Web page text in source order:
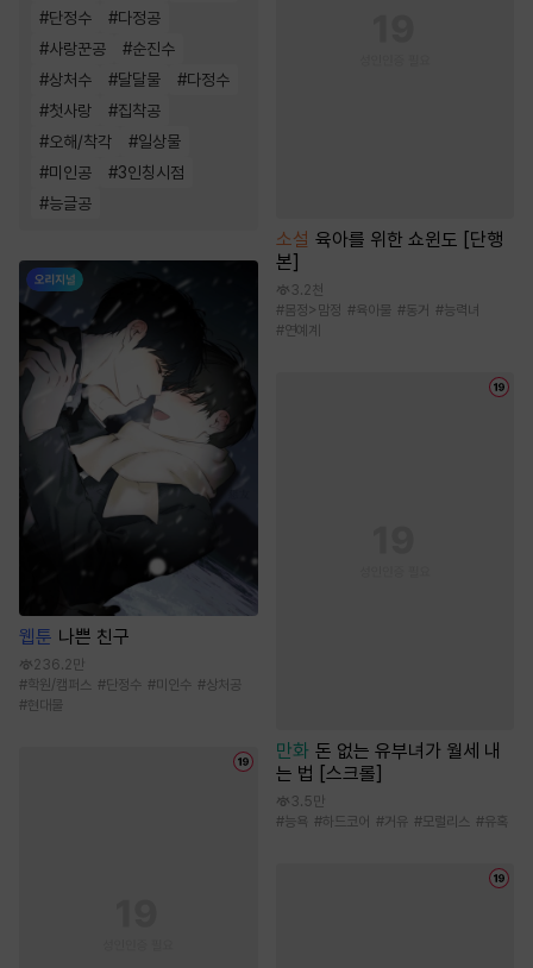
#단정수 #다정공
#사랑꾼공 #순진수
#상처수 #달달물 #다정수
#첫사랑 #집착공
#오해/착각 #일상물
#미인공 #3인칭시점
#능글공
웹툰 나쁜 친구
236.2만
#학원/캠퍼스 #단정수 #미인수 #상처공
#현대물
소설 육아를 위한 쇼윈도 [단행
본]
3.2천
#몸정>맘정 #육아물 #동거 #능력녀
#연예계
만화 돈 없는 유부녀가 월세 내
는 법 [스크롤]
3.5만
#능욕 #하드코어 #거유 #모럴리스 #유혹